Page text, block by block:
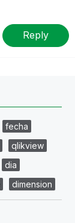
Reply
fecha
qlikview
dia
dimension